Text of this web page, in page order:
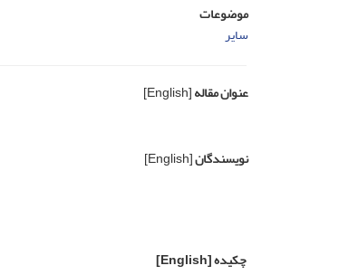
موضوعات
سایر
عنوان مقاله[English]
نویسندگان[English]
چکیده[English]